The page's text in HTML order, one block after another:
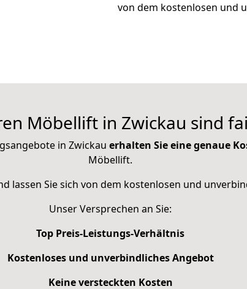
von dem kostenlosen und
Möbellift in Zwickau sind
in Zwickau erhalten Sie eine genaue
Möbellift.
lassen Sie sich von dem kostenlosen und
Unser Versprechen an Sie:
Top Preis-Leistungs-Verhältnis
Kostenloses und unverbindliches Angebot
Keine versteckten Kosten